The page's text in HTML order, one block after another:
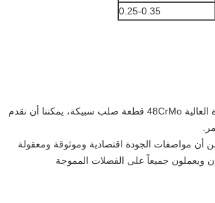
0.25-0.35
1.باستخدام معالجة حرارية متقدمة وتكنولوجيا التصفيف، فضلا عن الجودة العالية 48CrMo قطعة صلب سبيكة، يمكننا أن نقدم